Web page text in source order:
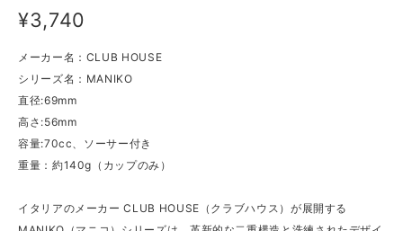
¥3,740
メーカー名：CLUB HOUSE
シリーズ名：MANIKO
直径:69mm
高さ:56mm
容量:70cc、ソーサー付き
重量：約140g（カップのみ）
イタリアのメーカー CLUB HOUSE（クラブハウス）が展開する